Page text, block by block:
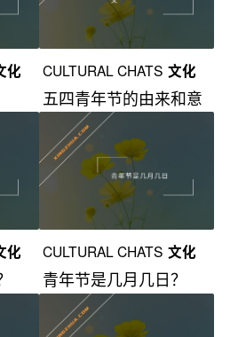
化
CULTURAL CHATS 文化
漫谈
五四青年节的由来和意
化
CULTURAL CHATS 文化
漫谈
青年节是几月几日？